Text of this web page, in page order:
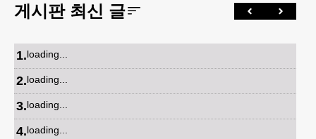
게시판 최신 글
1.loading...
2.loading...
3.loading...
4.loading...